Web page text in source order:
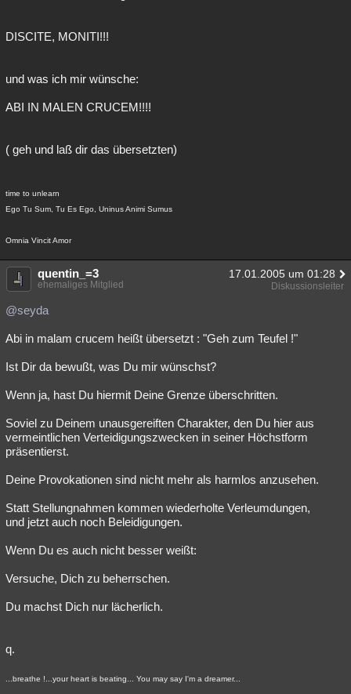
DISCITE, MONITI!!!
und was ich mir wünsche:
ABI IN MALEN CRUCEM!!!!
( geh und laß dir das übersetzten)
time to unlearn
Ego Tu Sum, Tu Es Ego, Uninus Animi Sumus
Omnia Vincit Amor
quentin_=3 17.01.2005 um 01:28
ehemaliges Mitglied Diskussionsleiter
@seyda
Abi in malam crucem heißt übersetzt : "Geh zum Teufel !"
Ist Dir da bewußt, was Du mir wünschst?
Wenn ja, hast Du hiermit Deine Grenze überschritten.
Soviel zu Deinem unausgereiften Charakter, den Du hier aus
vermeintlichen Verteidigungszwecken in seiner Höchstform
präsentierst.
Deine Provokationen sind nicht mehr als harmlos anzusehen.
Statt Stellungnahmen kommen wiederholte Verleumdungen,
und jetzt auch noch Beleidigungen.
Wenn Du es auch nicht besser weißt:
Versuche, Dich zu beherrschen.
Du machst Dich nur lächerlich.
q.
...breathe !...your heart is beating... You may say I'm a dreamer...